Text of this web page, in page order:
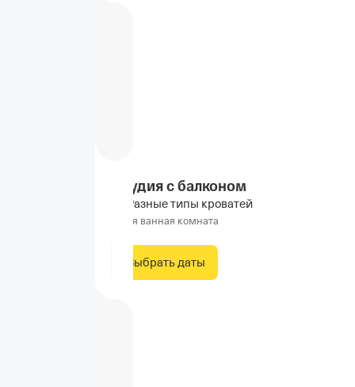
Студия с балконом
Разные типы кроватей
Своя ванная комната
Выбрать даты